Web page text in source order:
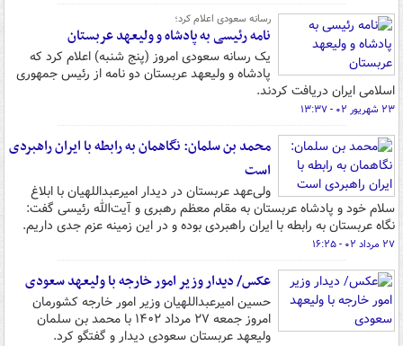
رسانه سعودی اعلام کرد؛
نامه رئیسی به پادشاه و ولیعهد عربستان
یک رسانه سعودی امروز (پنج شنبه) اعلام کرد که
پادشاه و ولیعهد عربستان دو نامه از رئیس جمهوری
اسلامی ایران دریافت کردند.
۲۳ شهریور ۰۲ - ۱۳:۳۷
محمد بن سلمان: نگاهمان به رابطه با ایران راهبردی
است
ولی‌عهد عربستان در دیدار امیرعبداللهیان با ابلاغ
سلام خود و پادشاه عربستان به مقام معظم رهبری و آیت‌الله رئیسی گفت:
نگاه عربستان به رابطه با ایران راهبردی بوده و در این زمینه عزم جدی داریم.
۲۷ مرداد ۰۲ - ۱۶:۲۵
عکس/ دیدار وزیر امور خارجه با ولیعهد سعودی
حسین امیرعبداللهیان وزیر امور خارجه کشورمان
امروز جمعه ۲۷ مرداد ۱۴۰۲ با محمد بن سلمان
ولیعهد عربستان سعودی دیدار و گفتگو کرد.